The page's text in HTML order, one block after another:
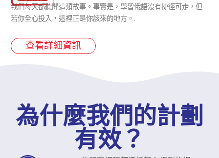
我們每天都聽聞這類故事。事實是，學習俄語沒有捷徑可走，但
若你全心投入，這裡正是你該來的地方。.
查看詳細資訊
為什麼我們的計劃
有效？